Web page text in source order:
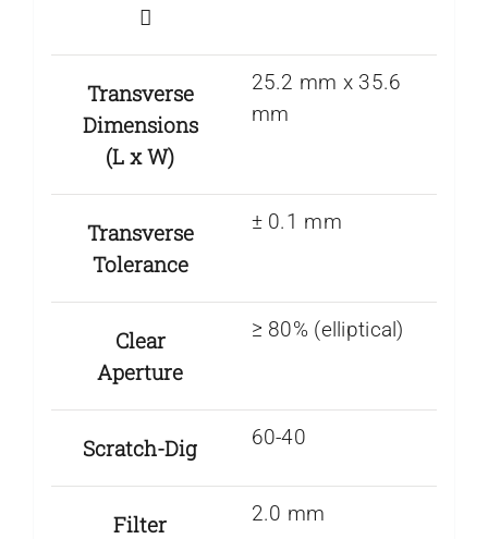
Transverse
Dimensions
(L x W)
25.2 mm x 35.6
mm
Transverse
Tolerance
± 0.1 mm
Clear
Aperture
≥ 80% (elliptical)
Scratch-Dig 60-40
Filter
2.0 mm